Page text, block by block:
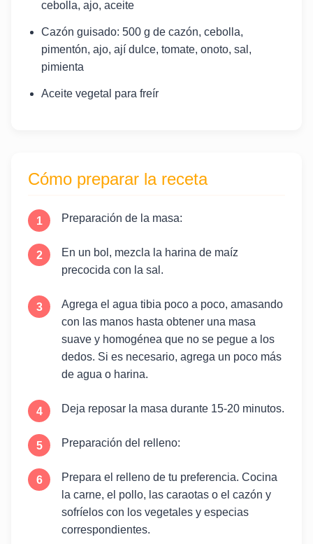
cebolla, ajo, aceite
Cazón guisado: 500 g de cazón, cebolla,
pimentón, ajo, ají dulce, tomate, onoto, sal,
pimienta
Aceite vegetal para freír
Cómo preparar la receta
Preparación de la masa:
En un bol, mezcla la harina de maíz
precocida con la sal.
Agrega el agua tibia poco a poco, amasando
con las manos hasta obtener una masa
suave y homogénea que no se pegue a los
dedos. Si es necesario, agrega un poco más
de agua o harina.
Deja reposar la masa durante 15-20 minutos.
Preparación del relleno:
Prepara el relleno de tu preferencia. Cocina
la carne, el pollo, las caraotas o el cazón y
sofríelos con los vegetales y especias
correspondientes.